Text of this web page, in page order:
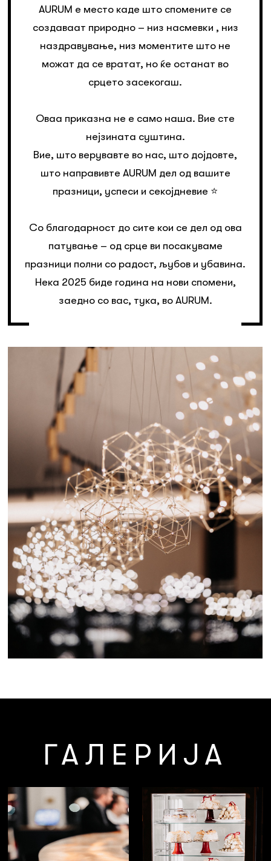
AURUM е место каде што спомените се
создаваат природно – низ насмевки , низ
наздравување, низ моментите што не
можат да се вратат, но ќе останат во
срцето засекогаш.
Оваа приказна не е само наша. Вие сте
нејзината суштина.
Вие, што верувавте во нас, што дојдовте,
што направивте AURUM дел од вашите
празници, успеси и секојдневие ⭐️
Со благодарност до сите кои се дел од ова
патување – од срце ви посакуваме
празници полни со радост, љубов и убавина.
Нека 2025 биде година на нови спомени,
заедно со вас, тука, во AURUM.
ГАЛЕРИЈА